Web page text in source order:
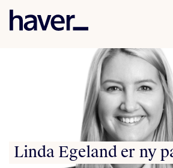
Kompetanse
Mennesker
Aktuelt
Karriere
Linda Egeland er ny